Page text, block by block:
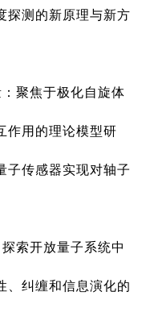
探测的新原理与新方
聚焦于极化自旋体
作用的理论模型研
子传感器实现对轴子
索开放量子系统中
、纠缠和信息演化的